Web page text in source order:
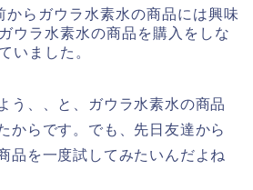
からガウラ水素水の商品には興味
ウラ水素水の商品を購入をしな
いました。
う、、と、ガウラ水素水の商品
からです。でも、先日友達から
品を一度試してみたいんだよね